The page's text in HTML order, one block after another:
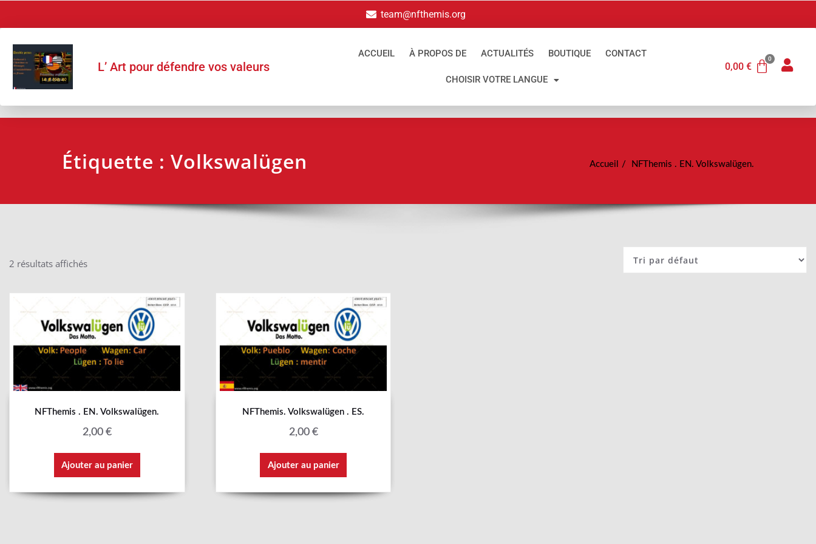
team@nfthemis.org
L’ Art pour défendre vos valeurs
ACCUEIL À PROPOS DE ACTUALITÉS BOUTIQUE CONTACT
CHOISIR VOTRE LANGUE
0,00 €
Étiquette : Volkswalügen Accueil NFThemis . EN. Volkswalügen.
2 résultats affichés
NFThemis . EN. Volkswalügen.
2,00 €
Ajouter au panier
NFThemis. Volkswalügen . ES.
2,00 €
Ajouter au panier